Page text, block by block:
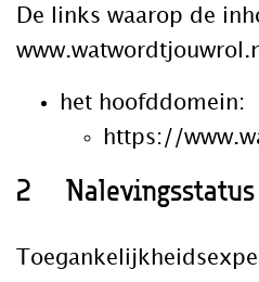
De links waarop de
het hoofddomein:
https://
2 Nalevingsstatus